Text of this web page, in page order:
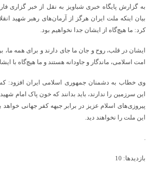
به گزارش پایگاه خبری شباویز به نقل از خبر گزاری
بیان اینکه ملت ایران هرگز از آرمان‌های رهبر شهید
کرد: ما هیچ‌گاه از ایشان جدا نخواهیم بود.
ایشان در قلب، روح و جان ما جای دارند و برای همه ما،
امت اسلامی، ماندگار و جاودانه هستند و ما هیچ‌گاه با
وی خطاب به دشمنان جمهوری اسلامی ایران
این سرزمین را ندارند، باید بدانند که خون پاک امام
پیروزی‌های اسلام عزیز در برابر جبهه کفر جهانی خواهد
این ملت را نخواهند دید.
.
بازدیدها: 10